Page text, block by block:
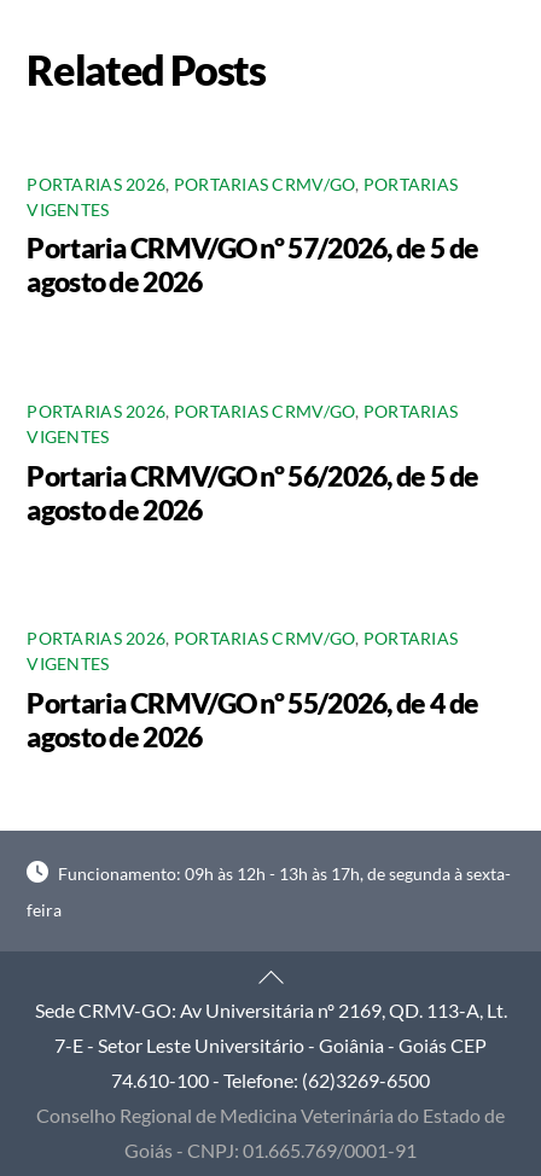
Related Posts
PORTARIAS 2026, PORTARIAS CRMV/GO, PORTARIAS
VIGENTES
Portaria CRMV/GO nº 57/2026, de 5 de
agosto de 2026
PORTARIAS 2026, PORTARIAS CRMV/GO, PORTARIAS
VIGENTES
Portaria CRMV/GO nº 56/2026, de 5 de
agosto de 2026
PORTARIAS 2026, PORTARIAS CRMV/GO, PORTARIAS
VIGENTES
Portaria CRMV/GO nº 55/2026, de 4 de
agosto de 2026
Funcionamento: 09h às 12h - 13h às 17h, de segunda à sexta-
feira
Back
To
Top
Sede CRMV-GO: Av Universitária nº 2169, QD. 113-A, Lt.
7-E - Setor Leste Universitário - Goiânia - Goiás CEP
74.610-100 - Telefone: (62)3269-6500
Conselho Regional de Medicina Veterinária do Estado de
Goiás - CNPJ: 01.665.769/0001-91